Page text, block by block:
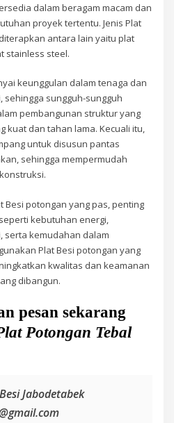
dalam beragam macam dan
proyek tertentu. Jenis Plat
antara lain yaitu plat
stainless steel.
keunggulan dalam tenaga dan
sungguh-sungguh
pembangunan struktur yang
kuat dan tahan lama. Kecuali itu,
untuk disusun pantas
sehingga mempermudah
Besi potongan yang pas, penting
kebutuhan energi,
kemudahan dalam
Plat Besi potongan yang
kwalitas dan keamanan
dibangun.
pesan sekarang
Potongan Tebal
Jabodetabek